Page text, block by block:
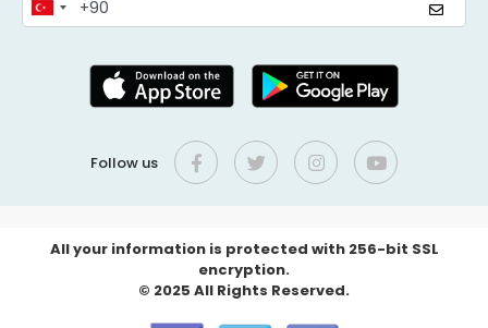
Follow us
All your information is protected with 256-bit SSL
encryption.
© 2025 All Rights Reserved.